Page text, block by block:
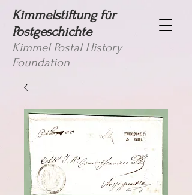
Kimmelstiftung für
Postgeschichte
Kimmel Postal History
Foundation